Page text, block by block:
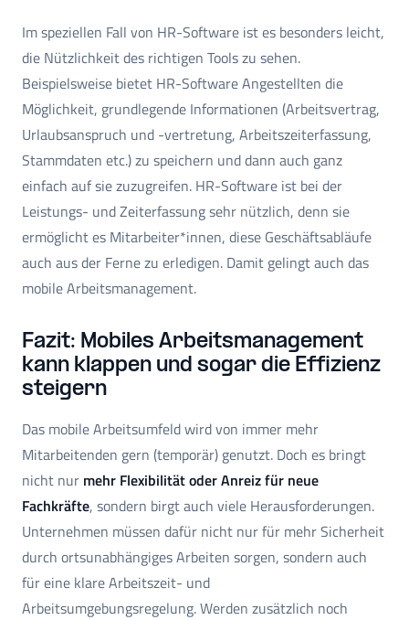
Im speziellen Fall von HR-Software ist es besonders leicht,
die Nützlichkeit des richtigen Tools zu sehen.
Beispielsweise bietet HR-Software Angestellten die
Möglichkeit, grundlegende Informationen (Arbeitsvertrag,
Urlaubsanspruch und -vertretung, Arbeitszeiterfassung,
Stammdaten etc.) zu speichern und dann auch ganz
einfach auf sie zuzugreifen. HR-Software ist bei der
Leistungs- und Zeiterfassung sehr nützlich, denn sie
ermöglicht es Mitarbeiter*innen, diese Geschäftsabläufe
auch aus der Ferne zu erledigen. Damit gelingt auch das
mobile Arbeitsmanagement.
Fazit: Mobiles Arbeitsmanagement
kann klappen und sogar die Effizienz
steigern
Das mobile Arbeitsumfeld wird von immer mehr
Mitarbeitenden gern (temporär) genutzt. Doch es bringt
nicht nur mehr Flexibilität oder Anreiz für neue
Fachkräfte, sondern birgt auch viele Herausforderungen.
Unternehmen müssen dafür nicht nur für mehr Sicherheit
durch ortsunabhängiges Arbeiten sorgen, sondern auch
für eine klare Arbeitszeit- und
Arbeitsumgebungsregelung. Werden zusätzlich noch